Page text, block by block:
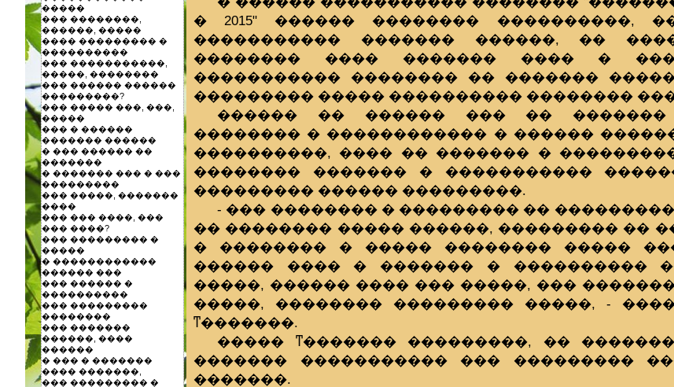
�����
��� ��������,
������, �����
���� ��������� �
����������
��� �����������,
�����, ��������
��� ������ ������
���������?
��� ����� ���, ���,
�����
��� � ������
������� ������
� ��� ������ ��
�������
� ������� ��� � ���
���������
��� �����, �������
����
��� ��� ����, ���
��� ����?
��� ��������� �
�����
� ������������
������ ���
��� ������ �
����������
��� ���������
��������
��� �������
������, ����
������
� ��� � �������
���� �������,
��� ��������� �
� 2015" ������ �������� ����������,
����������� ������� ������, ��
�������� ���� ������� ���� �
����������� �������� �� �������
��������� ����� ���������� ��������
������ �� ������ ��� �� �������
�������� � ������������ � ������
����������, ���� �� ������� �
�������� ������� � �����������
��������� ������ ���������.
- ��� �������� � ��������� ��
�� �������� ����� ������, ��������� ��
� �������� � ����� �������� �����
������ ���� � ������� � ����������
�����, ������ ���� ��� �����, ���
�����, �������� ��������� �����, -
ͳ�������.
����� ͳ������� ���������, ��
������� ����������� ��� ���������
�������.